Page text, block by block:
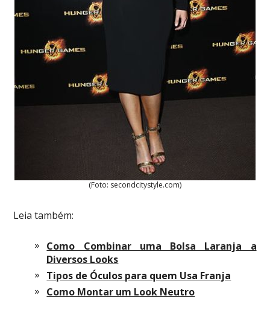
(Foto: secondcitystyle.com)
Leia também:
Como Combinar uma Bolsa Laranja a
Diversos Looks
Tipos de Óculos para quem Usa Franja
Como Montar um Look Neutro